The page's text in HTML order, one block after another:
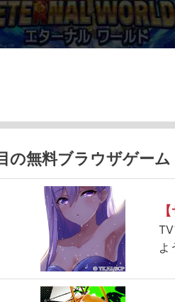
の無料ブラウザゲーム
よ